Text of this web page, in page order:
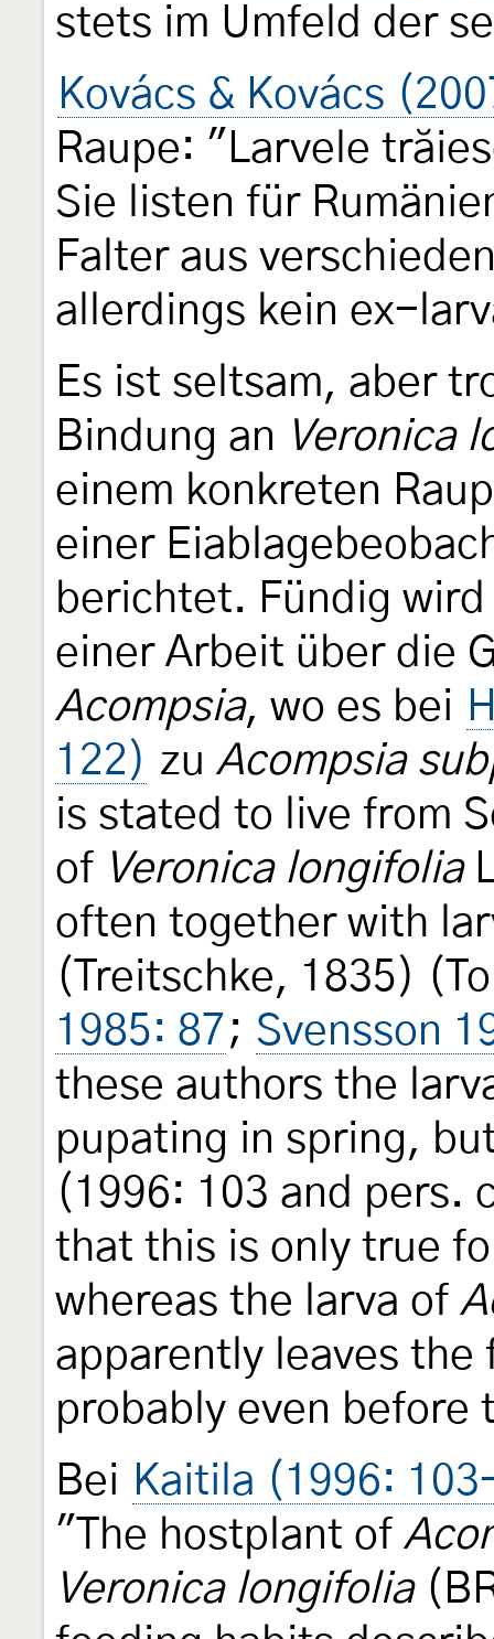
stets im Umfeld der
Kovács & Kovács
Raupe: "Larvele
Sie listen für
Falter aus
allerdings kein ex-
Es ist seltsam, aber
Bindung an Veronica
einem konkreten
einer
berichtet. Fündig
einer Arbeit über die
Acompsia, wo es bei
122) zu Acompsia
is stated to live from
of Veronica longifolia
often together with
(Treitschke, 1835)
1985: 87 ; Svensson
these authors the
pupating in spring,
(1996: 103 and pers.
that this is only true
whereas the larva of
apparently leaves
probably even before
Bei Kaitila (1996:
"The hostplant of
Veronica longifolia